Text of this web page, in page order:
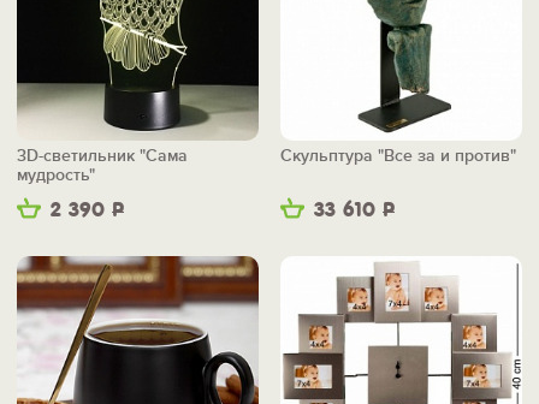
2 390 Р
3D-светильник "Сама
мудрость"
33 610 Р
Скульптура "Все за и против"